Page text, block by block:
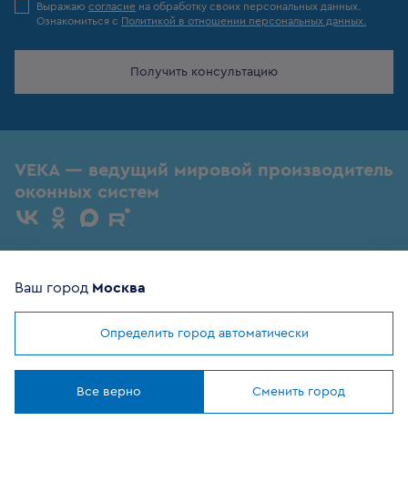
Выражаю согласие на обработку своих персональных данных.
Ознакомиться с Политикой в отношении персональных данных.
Получить консультацию
Мы используем cookies
VEKA — ведущий мировой производитель
оконных систем
Комплектующие
Ваш город Москва
Определить город автоматически
Все верно Сменить город